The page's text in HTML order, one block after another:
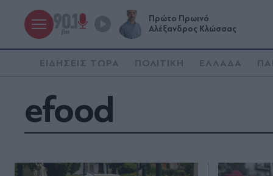
Πρώτο Πρωινό
Αλέξανδρος Κλώσσας
ΕΙΔΗΣΕΙΣ ΤΩΡΑ ΠΟΛΙΤΙΚΗ ΕΛΛΑΔΑ
efood